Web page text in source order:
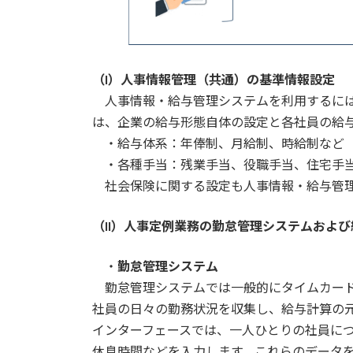
（I）人事情報管理（共通）の基準情報設定
人事情報・給与管理システムを利用するに
は、企業の給与形態自体の設定と各社員の給
・給与体系：年俸制、月給制、時給制など
・各種手当：残業手当、役職手当、住宅手
社会保険に関する設定も人事情報・給与管
（II）人事定例業務の勤怠管理システムおよ
・ 勤怠管理システム
勤怠管理システムでは一般的にタイムカー
社員の日々の勤務状況を収集し、給与計算の
インターフェースでは、一人ひとりの社員に